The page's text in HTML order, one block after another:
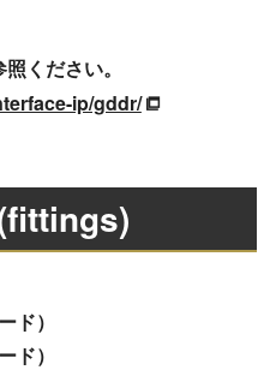
ください。
ip/gddr/
ド）
ド）